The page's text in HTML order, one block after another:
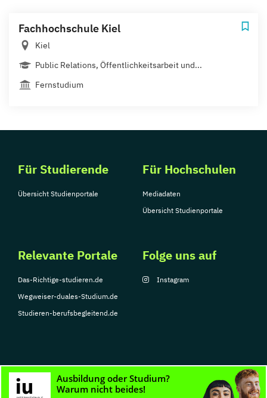
Fachhochschule Kiel
Kiel
Public Relations, Öffentlichkeitsarbeit und...
Fernstudium
Für Studierende
Übersicht Studienportale
Für Hochschulen
Mediadaten
Übersicht Studienportale
Relevante Portale
Das-Richtige-studieren.de
Wegweiser-duales-Studium.de
Studieren-berufsbegleitend.de
Folge uns auf
Instagram
© Copyright 2026, TarGroup Media GmbH